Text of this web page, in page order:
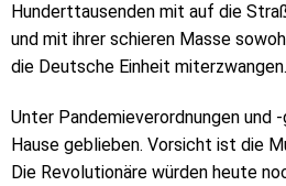
Hunderttausenden mit auf die
und mit ihrer schieren Masse
die Deutsche Einheit miterzwangen.
Unter Pandemieverordnungen und
Hause geblieben. Vorsicht ist die
Die Revolutionäre würden heute